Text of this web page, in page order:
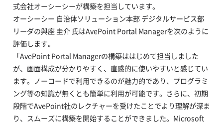
式会社オーシーシーが構築を担当しています。
オーシーシー 自治体ソリューション本部 デジタルサービス部
リーダの與座 圭介 氏はAvePoint Portal Managerを次のように
評価します。
「AvePoint Portal Managerの構築ははじめて担当しました
が、画面構成が分かりやすく、直感的に使いやすいと感じてい
ます。ノーコードで利用できるのが魅力的であり、プログラミ
ング等の知識が無くとも簡単に利用が可能です。さらに、初期
段階でAvePoint社のレクチャーを受けたことでより理解が深ま
り、スムーズに構築を開始することができました。Microsoft